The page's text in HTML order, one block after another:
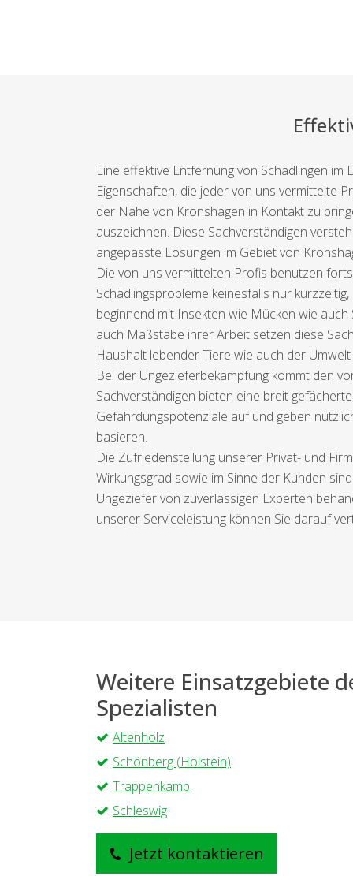
Eine effektive Entfernung von Schädlingen
Eigenschaften, die jeder von uns vermittelte
der Nähe von Kronshagen in Kontakt zu
auszeichnen. Diese Sachverständigen
angepasste Lösungen im Gebiet von
Die von uns vermittelten Profis benutzen
Schädlingsprobleme keinesfalls nur
beginnend mit Insekten wie Mücken wie
auch Maßstäbe ihrer Arbeit setzen diese
Haushalt lebender Tiere wie auch der
Bei der Ungezieferbekämpfung kommt den
Sachverständigen bieten eine breit
Gefährdungspotenziale auf und geben
basieren.
Die Zufriedenstellung unserer Privat- und
Wirkungsgrad sowie im Sinne der Kunden
Ungeziefer von zuverlässigen Experten
unserer Serviceleistung können Sie darauf
Weitere Einsatzgebiete
Spezialisten
Altenholz
Schönberg (Holstein)
Trappenkamp
Schleswig
Jetzt kontaktieren